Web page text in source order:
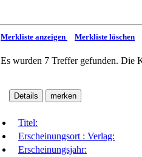
Merkliste anzeigen Merkliste löschen
Es wurden 7 Treffer gefunden. Die
Titel:
Erscheinungsort : Verlag:
Erscheinungsjahr: